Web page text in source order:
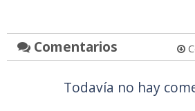
Comentarios
Todavía no hay